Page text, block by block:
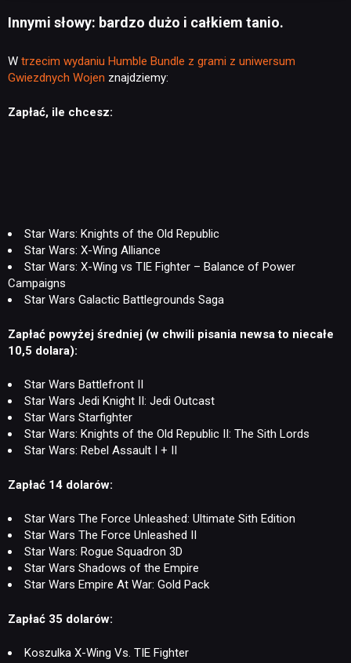
Innymi słowy: bardzo dużo i całkiem tanio.
W trzecim wydaniu Humble Bundle z grami z uniwersum
Gwiezdnych Wojen znajdziemy:
Zapłać, ile chcesz:
Star Wars: Knights of the Old Republic
Star Wars: X-Wing Alliance
Star Wars: X-Wing vs TIE Fighter – Balance of Power
Campaigns
Star Wars Galactic Battlegrounds Saga
Zapłać powyżej średniej (w chwili pisania newsa to niecałe
10,5 dolara):
Star Wars Battlefront II
Star Wars Jedi Knight II: Jedi Outcast
Star Wars Starfighter
Star Wars: Knights of the Old Republic II: The Sith Lords
Star Wars: Rebel Assault I + II
Zapłać 14 dolarów:
Star Wars The Force Unleashed: Ultimate Sith Edition
Star Wars The Force Unleashed II
Star Wars: Rogue Squadron 3D
Star Wars Shadows of the Empire
Star Wars Empire At War: Gold Pack
Zapłać 35 dolarów:
Koszulka X-Wing Vs. TIE Fighter